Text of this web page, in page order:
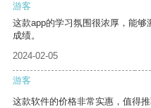
游客
这款app的学习氛围很浓厚，能
成绩。
2024-02-05
游客
这款软件的价格非常实惠，值得推